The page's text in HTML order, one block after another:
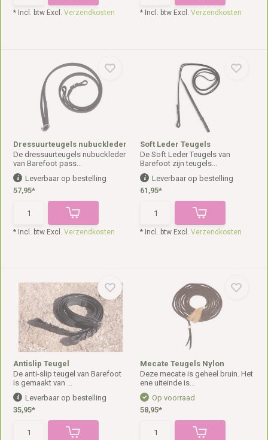
* Incl. btw Excl.Verzendkosten * Incl. btw Excl. Verzendkosten
Dressuurteugels nubuckleder
De dressuurteugels nubuckleder
van Barefoot pass...
Leverbaar op bestelling
57,95*
* Incl. btw Excl.Verzendkosten
Soft Leder Teugels
De Soft Leder Teugels van
Barefoot zijn teugels...
Leverbaar op bestelling
61,95*
* Incl. btw Excl. Verzendkosten
Antislip Teugel
De anti-slip teugel van Barefoot
is gemaakt van ...
Leverbaar op bestelling
35,95*
Mecate Teugels Nylon
Deze mecate is geheel bruin. Het
ene uiteinde is...
Op voorraad
58,95*